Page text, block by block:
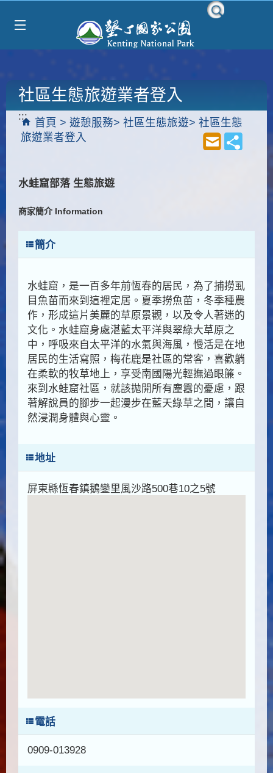
:::
首頁 遊憩服務 社區生態旅遊
社區生態
旅遊業者登入
社區生態旅遊業者登入
水蛙窟部落 生態旅遊
商家簡介 Information
簡介
水蛙窟，是一百多年前恆春的居民，為了捕撈虱
目魚苗而來到這裡定居。夏季撈魚苗，冬季種農
作，形成這片美麗的草原景觀，以及令人著迷的
文化。水蛙窟身處湛藍太平洋與翠綠大草原之
中，呼吸來自太平洋的水氣與海風，慢活是在地
居民的生活寫照，梅花鹿是社區的常客，喜歡躺
在柔軟的牧草地上，享受南國陽光輕撫過眼簾。
來到水蛙窟社區，就該拋開所有塵囂的憂慮，跟
著解說員的腳步一起漫步在藍天綠草之間，讓自
然浸潤身體與心靈。
地址
屏東縣恆春鎮鵝鑾里風沙路500巷10之5號
電話
0909-013928